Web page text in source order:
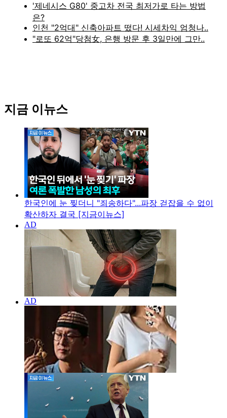
지금 이뉴스
한국인에 눈 찢더니 "죄송하다"...파장 걷잡을 수 없이
확산하자 결국 [지금이뉴스]